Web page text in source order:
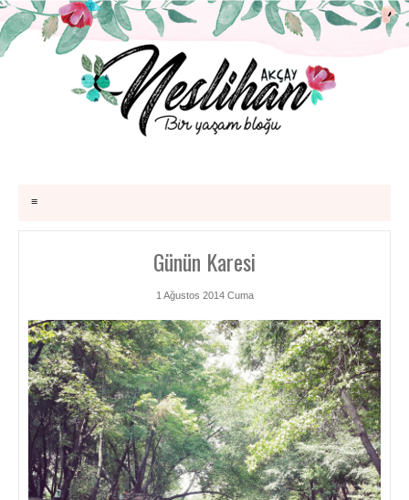
≡
Günün Karesi
1 Ağustos 2014 Cuma